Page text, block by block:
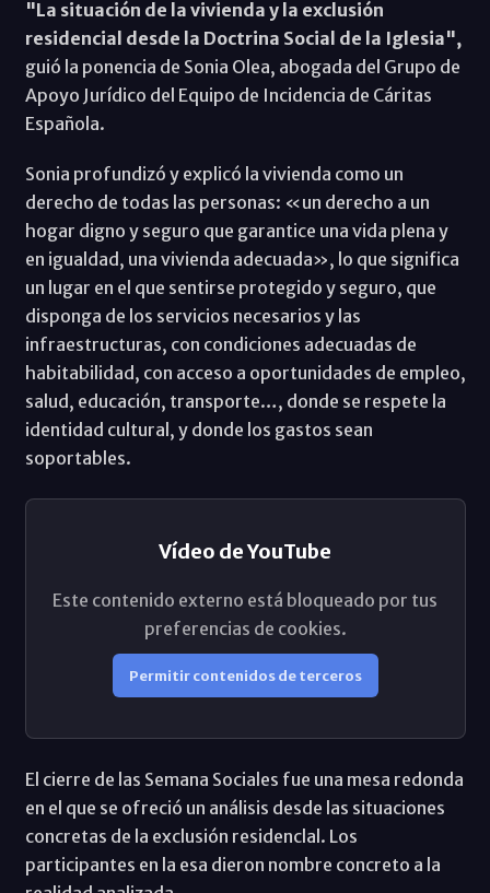
"La situación de la vivienda y la exclusión
residencial desde la Doctrina Social de la Iglesia",
guió la ponencia de Sonia Olea, abogada del Grupo de
Apoyo Jurídico del Equipo de Incidencia de Cáritas
Española.
Sonia profundizó y explicó la vivienda como un
derecho de todas las personas: «un derecho a un
hogar digno y seguro que garantice una vida plena y
en igualdad, una vivienda adecuada», lo que significa
un lugar en el que sentirse protegido y seguro, que
disponga de los servicios necesarios y las
infraestructuras, con condiciones adecuadas de
habitabilidad, con acceso a oportunidades de empleo,
salud, educación, transporte…, donde se respete la
identidad cultural, y donde los gastos sean
soportables.
Vídeo de YouTube
Este contenido externo está bloqueado por tus
preferencias de cookies.
Permitir contenidos de terceros
El cierre de las Semana Sociales fue una mesa redonda
en el que se ofreció un análisis desde las situaciones
concretas de la exclusión residenclal. Los
participantes en la esa dieron nombre concreto a la